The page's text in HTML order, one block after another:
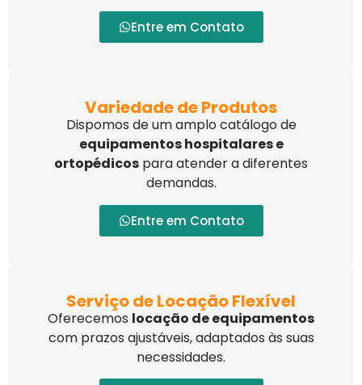
Entre em Contato
Variedade de Produtos
Dispomos de um amplo catálogo de
equipamentos hospitalares e
ortopédicos para atender a diferentes
demandas.
Entre em Contato
Serviço de Locação Flexível
Oferecemos locação de equipamentos
com prazos ajustáveis, adaptados às suas
necessidades.